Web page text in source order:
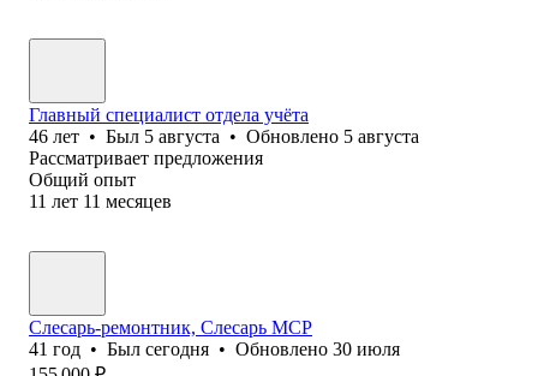
Главный специалист отдела учёта
46 лет • Был 5 августа • Обновлено 5 августа
Рассматривает предложения
Общий опыт
11 лет 11 месяцев
Слесарь-ремонтник, Слесарь МСР
41 год • Был сегодня • Обновлено 30 июля